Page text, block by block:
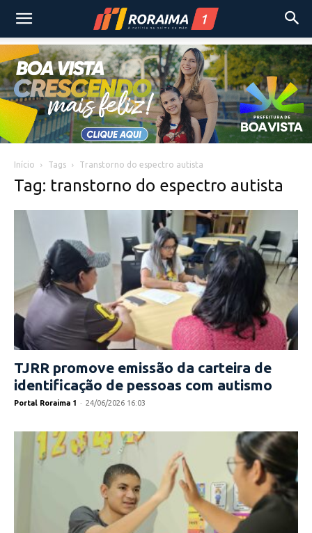
Início Tags Transtorno do espectro autista
Tag: transtorno do espectro autista
TJRR promove emissão da carteira de
identificação de pessoas com autismo
Portal Roraima 1 - 24/06/2026 16:03